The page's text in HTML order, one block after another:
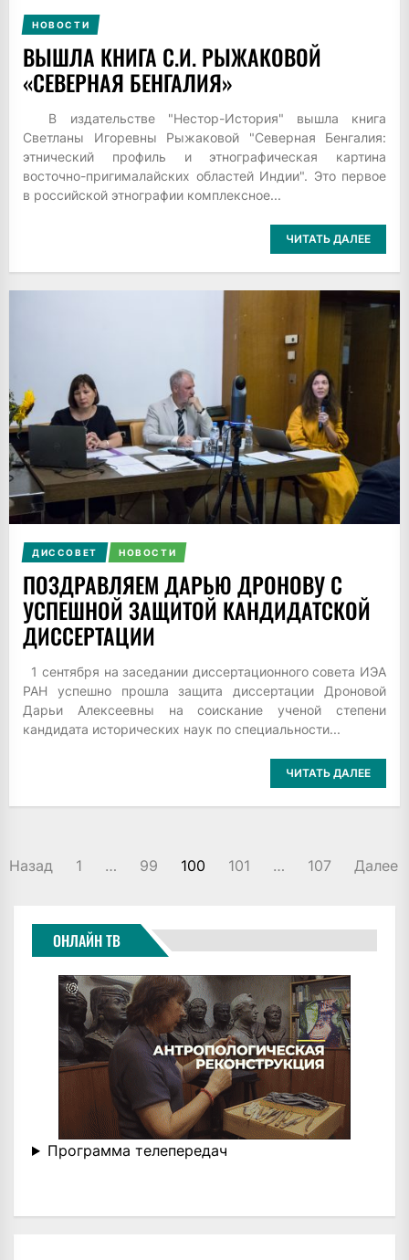
НОВОСТИ
ВЫШЛА КНИГА С.И. РЫЖАКОВОЙ
«СЕВЕРНАЯ БЕНГАЛИЯ»
В издательстве "Нестор-История" вышла книга
Светланы Игоревны Рыжаковой "Северная Бенгалия:
этнический профиль и этнографическая картина
восточно-пригималайских областей Индии". Это первое
в российской этнографии комплексное...
ЧИТАТЬ ДАЛЕЕ
ДИССОВЕТ НОВОСТИ
ПОЗДРАВЛЯЕМ ДАРЬЮ ДРОНОВУ С
УСПЕШНОЙ ЗАЩИТОЙ КАНДИДАТСКОЙ
ДИССЕРТАЦИИ
1 сентября на заседании диссертационного совета ИЭА
РАН успешно прошла защита диссертации Дроновой
Дарьи Алексеевны на соискание ученой степени
кандидата исторических наук по специальности...
ЧИТАТЬ ДАЛЕЕ
ПАГИНАЦИЯ
Назад 1 … 99 100 101 … 107 Далее
ОНЛАЙН ТВ
Программа телепередач